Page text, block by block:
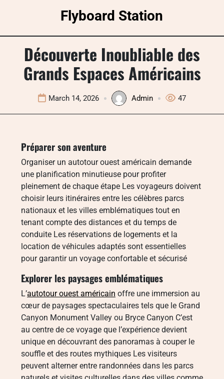
Flyboard Station
Découverte Inoubliable des
Grands Espaces Américains
March 14, 2026 Admin 47
Préparer son aventure
Organiser un autotour ouest américain demande
une planification minutieuse pour profiter
pleinement de chaque étape Les voyageurs doivent
choisir leurs itinéraires entre les célèbres parcs
nationaux et les villes emblématiques tout en
tenant compte des distances et du temps de
conduite Les réservations de logements et la
location de véhicules adaptés sont essentielles
pour garantir un voyage confortable et sécurisé
Explorer les paysages emblématiques
L’autotour ouest américain offre une immersion au
cœur de paysages spectaculaires tels que le Grand
Canyon Monument Valley ou Bryce Canyon C’est
au centre de ce voyage que l’expérience devient
unique en découvrant des panoramas à couper le
souffle et des routes mythiques Les visiteurs
peuvent alterner entre randonnées dans les parcs